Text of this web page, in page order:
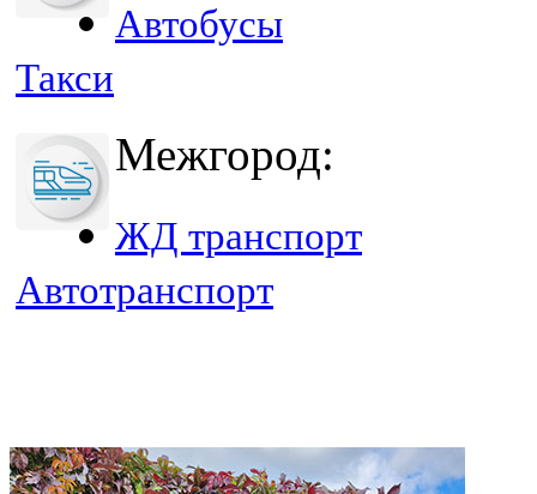
Автобусы
Такси
Межгород:
ЖД транспорт
Автотранспорт